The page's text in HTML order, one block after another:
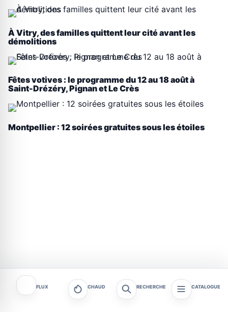
À Vitry, des familles quittent leur cité avant les
démolitions
Fêtes votives : le programme du 12 au 18 août à
Saint-Drézéry, Pignan et Le Crès
Montpellier : 12 soirées gratuites sous les étoiles
FLUX CHAUD RECHERCHE CATALOGUE